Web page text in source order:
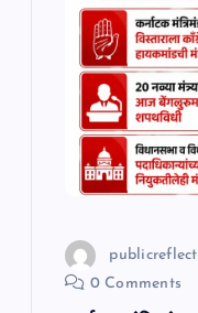
publicreflect
0 Comments